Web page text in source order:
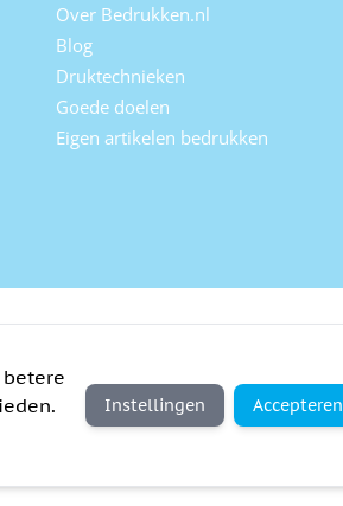
Over Bedrukken.nl
Blog
Druktechnieken
Goede doelen
Eigen artikelen bedrukken
Instellingen Accepteren